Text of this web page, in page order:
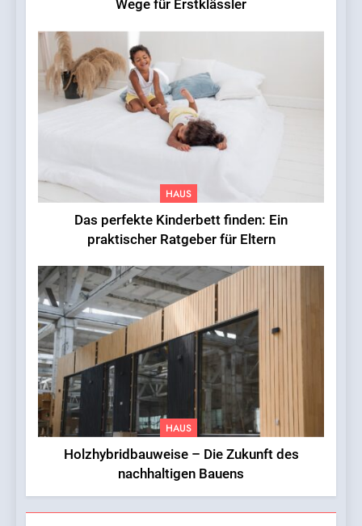
Wege für Erstklässler
HAUS
Das perfekte Kinderbett finden: Ein
praktischer Ratgeber für Eltern
HAUS
Holzhybridbauweise – Die Zukunft des
nachhaltigen Bauens